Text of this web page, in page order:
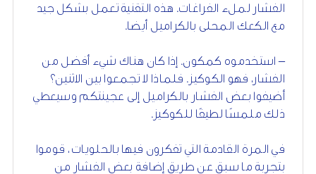
الفشار لملء الفراغات. هذه التقنية تعمل بشكل جيد
مع الكعك المحلى بالكراميل أيضا.
– استخدموه كمكون. إذا كان هناك شيء أفضل من
الفشار، فهو الكوكيز. فلماذا لا تجمعوا بين الاثنين؟
أضيفوا بعض الفشار بالكراميل إلى عجينتكم وسيعطي
ذلك ملمسًا لطيفًا للكوكيز.
في المرة القادمة التي تفكرون فيها بالحلويات ، قوموا
بتجربة ما سبق عن طريق إضافة بعض الفشار من